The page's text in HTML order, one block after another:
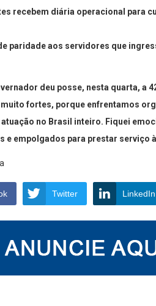
recebem diária operacional para
paridade aos servidores que
deu posse, nesta quarta, a
fortes, porque enfrentamos
no Brasil inteiro. Fiquei
empolgados para prestar serviço
Twitter LinkedIn